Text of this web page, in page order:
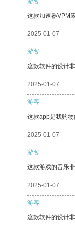
这款加速器VPM
2025-01-07
游客
这款软件的设计
2025-01-07
游客
这款app是我购物
2025-01-07
游客
这款游戏的音乐
2025-01-07
游客
这款软件的设计